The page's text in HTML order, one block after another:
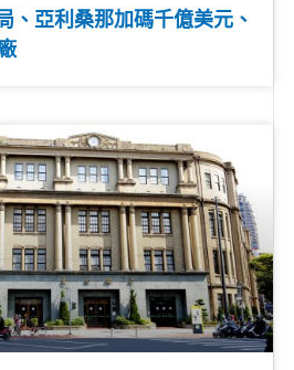
、亞利桑那加碼千億美元、